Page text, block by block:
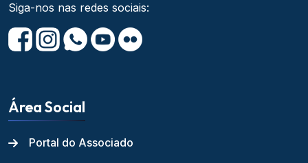
Siga-nos nas redes sociais:
Área Social
Portal do Associado